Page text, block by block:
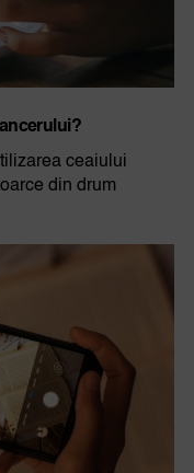
ceaiului
din drum